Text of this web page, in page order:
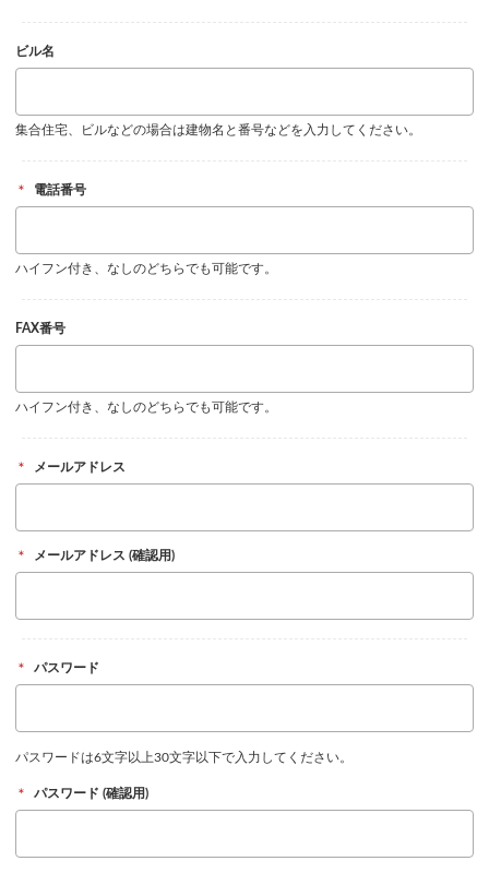
ビル名
集合住宅、ビルなどの場合は建物名と番号などを入力してください。
＊ 電話番号
ハイフン付き、なしのどちらでも可能です。
FAX番号
ハイフン付き、なしのどちらでも可能です。
＊ メールアドレス
＊ メールアドレス (確認用)
＊ パスワード
パスワードは6文字以上30文字以下で入力してください。
＊ パスワード (確認用)